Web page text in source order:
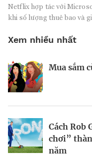
Netflix hợp tác với
khi số lượng thuê bao và
Xem nhiều nhất
Mua sắm
Cách Rob
chơi”
năm
Nhà sáng
Thợ săn
Kiểm soát
mùa lễ hội